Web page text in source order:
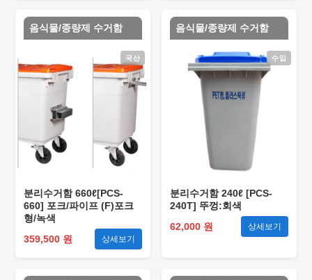
음식물/종량제 수거함
국산
분리수거함 660ℓ[PCS-
660] 포크/파이프 (F)포크
형/녹색
359,500 원
상세보기
음식물/종량제 수거함
수입
분리수거함 240ℓ [PCS-
240T] 뚜껑:회색
62,000 원
상세보기